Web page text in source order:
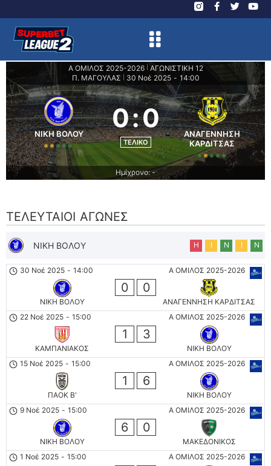
Α ΟΜΙΛΟΣ 2025-2026
ΑΓΩΝΙΣΤΙΚΗ 12
Π. ΜΑΓΟΥΛΑΣ
30 Νοέ 2025 - 14:00
ΝΙΚΗ ΒΟΛΟΥ
0:0
ΤΕΛΙΚΌ
ΑΝΑΓΕΝΝΗΣΗ
ΚΑΡΔΙΤΣΑΣ
Ημίχρονο: -
ΤΕΛΕΥΤΑΊΟΙ ΑΓΏΝΕΣ
ΝΙΚΗ ΒΟΛΟΥ Η Ι Ν Ι Ν
Α ΟΜΙΛΟΣ 2025-2026
30 Νοέ 2025 - 14:00
ΝΙΚΗ ΒΟΛΟΥ
0 0
ΑΝΑΓΕΝΝΗΣΗ ΚΑΡΔΙΤΣΑΣ
Α ΟΜΙΛΟΣ 2025-2026
22 Νοέ 2025 - 15:00
ΚΑΜΠΑΝΙΑΚΟΣ
1 3
ΝΙΚΗ ΒΟΛΟΥ
Α ΟΜΙΛΟΣ 2025-2026
15 Νοέ 2025 - 15:00
ΠΑΟΚ Β'
1 6
ΝΙΚΗ ΒΟΛΟΥ
Α ΟΜΙΛΟΣ 2025-2026
9 Νοέ 2025 - 15:00
ΝΙΚΗ ΒΟΛΟΥ
6 0
ΜΑΚΕΔΟΝΙΚΟΣ
Α ΟΜΙΛΟΣ 2025-2026
1 Νοέ 2025 - 15:00